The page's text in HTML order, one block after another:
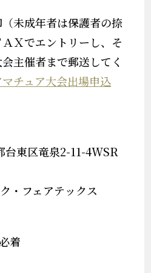
未成年者は保護者の捺
Ｘでエントリーし、そ
主催者まで郵送してく
チュア大会出場申込
東区竜泉2-11-4WSR
・フェアテックス
着